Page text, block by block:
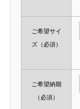
ご希望サイ
ズ（必須）
ご希望納期
（必須）